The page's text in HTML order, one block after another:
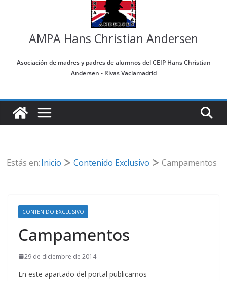
AMPA Hans Christian Andersen
Asociación de madres y padres de alumnos del CEIP Hans Christian
Andersen - Rivas Vaciamadrid
Estás en:Inicio Contenido Exclusivo Campamentos
CONTENIDO EXCLUSIVO
Campamentos
29 de diciembre de 2014
En este apartado del portal publicamos